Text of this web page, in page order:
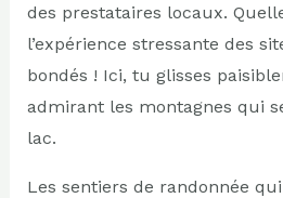
des prestataires locaux.
l’expérience stressante des
bondés ! Ici, tu glisses
admirant les montagnes qui
lac.
Les sentiers de randonnée